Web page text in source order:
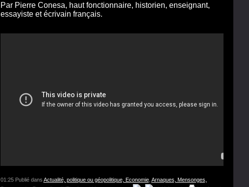
Par Pierre Conesa, haut fonctionnaire, historien, enseignant,
essayiste et écrivain français.
01:25 Publié dans Actualité, politique ou géopolitique, Economie, Arnaques, Mensonges,